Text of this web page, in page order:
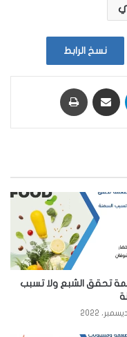
نسخ الرابط
تحقق الشبع ولا تسبب